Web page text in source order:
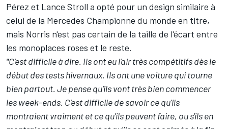
Pérez et Lance Stroll a opté pour un design similaire à
celui de la Mercedes Championne du monde en titre,
mais Norris n'est pas certain de la taille de l'écart entre
les monoplaces roses et le reste.
"C'est difficile à dire. Ils ont eu l'air très compétitifs dès le
début des tests hivernaux. Ils ont une voiture qui tourne
bien partout. Je pense qu'ils vont très bien commencer
les week-ends. C'est difficile de savoir ce qu'ils
montraient vraiment et ce qu'ils peuvent faire, ou s'ils en